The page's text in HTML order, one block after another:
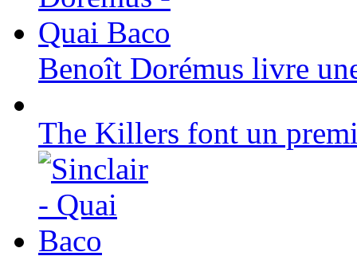
Benoît Dorémus livre
The Killers font un